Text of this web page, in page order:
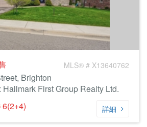
MLS® # X13640762
Brighton
First Group Realty Ltd.
6(2+4) 詳細